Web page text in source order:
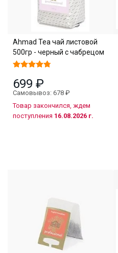
Ahmad Tea чай листовой
500гр - черный с чабрецом
699 ₽
Самовывоз: 678 ₽
Товар закончился, ждем
поступления 16.08.2026 г.